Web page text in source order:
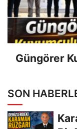
Güngörer
SON